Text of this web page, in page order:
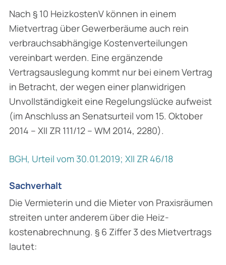
Nach § 10 HeizkostenV können in einem
Mietvertrag über Gewerberäume auch rein
verbrauchsabhängige Kostenverteilungen
vereinbart werden. Eine ergänzende
Vertragsauslegung kommt nur bei einem Vertrag
in Betracht, der wegen einer plan­widrigen
Unvollständigkeit eine Regelungslücke aufweist
(im Anschluss an Senats­urteil vom 15. Oktober
2014 – XII ZR 111/12 – WM 2014, 2280).
BGH, Urteil vom 30.01.2019; XII ZR 46/18
Sachverhalt
Die Vermieterin und die Mieter von Praxisräumen
streiten unter anderem über die Heiz­
kostenabrechnung. § 6 Ziffer 3 des Mietvertrags
lautet: